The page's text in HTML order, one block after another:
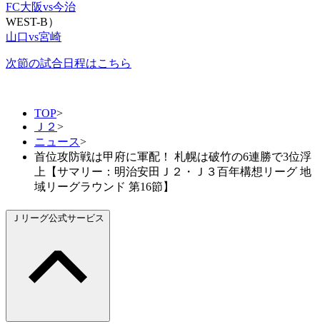
FC大阪vs今治
WEST-B）
山口vs宮崎
次節の試合日程はこちら
TOP>
Ｊ２ >
ニュース>
首位攻防戦は甲府に軍配！ 札幌は破竹の6連勝で3位浮
上【サマリー：明治安田Ｊ２・Ｊ３百年構想リーグ 地
域リーグラウンド 第16節】
Ｊリーグ公式サービス